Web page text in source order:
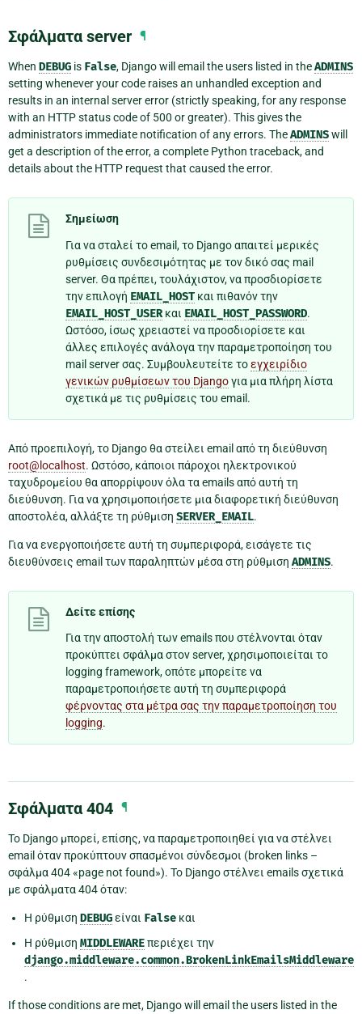
Σφάλματα server ¶
When DEBUG is False, Django will email the users listed in theADMINS
setting whenever your code raises an unhandled exception and
results in an internal server error (strictly speaking, for any response
with an HTTP status code of 500 or greater). This gives the
administrators immediate notification of any errors. TheADMINSwill
get a description of the error, a complete Python traceback, and
details about the HTTP request that caused the error.
Σημείωση
Για να σταλεί το email, το Django απαιτεί μερικές
ρυθμίσεις συνδεσιμότητας με τον δικό σας mail
server. Θα πρέπει, τουλάχιστον, να προσδιορίσετε
την επιλογή EMAIL_HOST και πιθανόν την
EMAIL_HOST_USER και EMAIL_HOST_PASSWORD.
Ωστόσο, ίσως χρειαστεί να προσδιορίσετε και
άλλες επιλογές ανάλογα την παραμετροποίηση του
mail server σας. Συμβουλευτείτε τοεγχειρίδιο
γενικών ρυθμίσεων του Djangoγια μια πλήρη λίστα
σχετικά με τις ρυθμίσεις του email.
Από προεπιλογή, το Django θα στείλει email από τη διεύθυνση
root@localhost. Ωστόσο, κάποιοι πάροχοι ηλεκτρονικού
ταχυδρομείου θα απορρίψουν όλα τα emails από αυτή τη
διεύθυνση. Για να χρησιμοποιήσετε μια διαφορετική διεύθυνση
αποστολέα, αλλάξτε τη ρύθμιση SERVER_EMAIL.
Για να ενεργοποιήσετε αυτή τη συμπεριφορά, εισάγετε τις
διευθύνσεις email των παραληπτών μέσα στη ρύθμιση ADMINS.
Δείτε επίσης
Για την αποστολή των emails που στέλνονται όταν
προκύπτει σφάλμα στον server, χρησιμοποιείται το
logging framework, οπότε μπορείτε να
παραμετροποιήσετε αυτή τη συμπεριφορά
φέρνοντας στα μέτρα σας την παραμετροποίηση του
logging.
Σφάλματα 404 ¶
Το Django μπορεί, επίσης, να παραμετροποιηθεί για να στέλνει
email όταν προκύπτουν σπασμένοι σύνδεσμοι (broken links –
σφάλμα 404 «page not found»). Το Django στέλνει emails σχετικά
με σφάλματα 404 όταν:
Η ρύθμιση DEBUGείναι False και
Η ρύθμιση MIDDLEWAREπεριέχει την
django.middleware.common.BrokenLinkEmailsMiddleware
.
If those conditions are met, Django will email the users listed in the